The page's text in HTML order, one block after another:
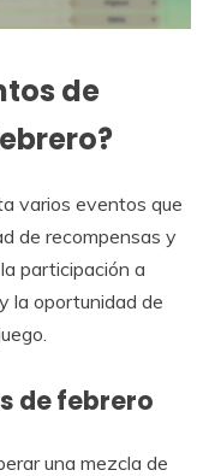
de
varios eventos que
de recompensas y
participación a
la oportunidad de
de febrero
una mezcla de